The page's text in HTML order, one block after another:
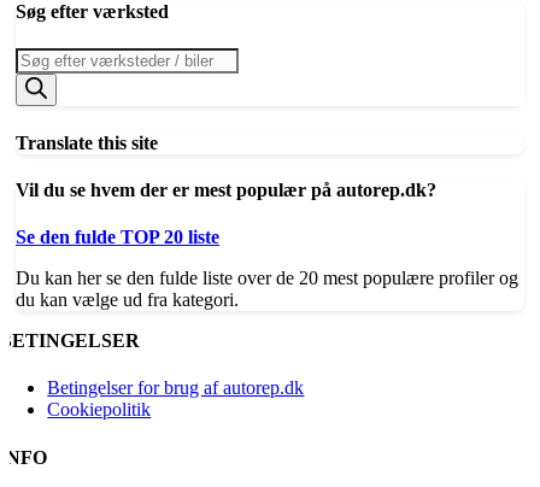
Søg efter værksted
Products
search
Translate this site
Vil du se hvem der er mest populær på autorep.dk?
Se den fulde TOP 20 liste
Du kan her se den fulde liste over de 20 mest populære profiler og
du kan vælge ud fra kategori.
BETINGELSER
Betingelser for brug af autorep.dk
Cookiepolitik
INFO